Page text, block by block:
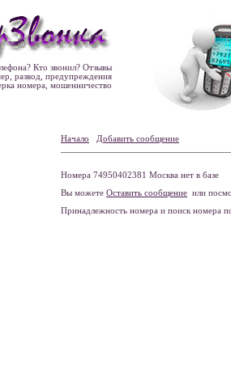
Кто звонил? Отзывы
развод, предупреждения
номера, мошенничество
Начало Добавить сообщение
Номера 74950402381 Москва нет в базе
Вы можете Оставить сообщение или
Принадлежность номера и поиск номера